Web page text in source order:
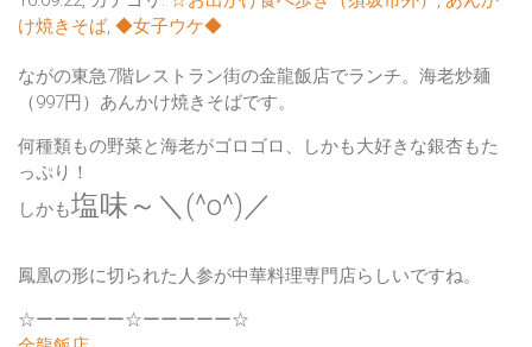
け焼きそば, ◆女子ウケ◆
ながの東急7階レストラン街の金龍飯店でランチ。海老炒麺
（997円）あんかけ焼きそばです。
何種類もの野菜と海老がゴロゴロ、しかも大好きな銀杏もた
っぷり！
しかも塩味～＼(^o^)／
鳳凰の形に切られた人参が中華料理専門店らしいですね。
☆ーーーーー☆ーーーーー☆